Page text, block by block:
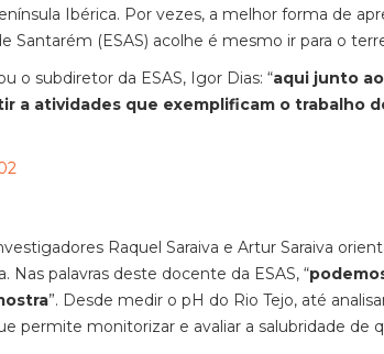
Ibérica. Por vezes, a melhor forma de
Santarém (ESAS) acolhe é mesmo ir para o
o subdiretor da ESAS, Igor Dias: “aqui junto
a atividades que exemplificam o trabalho
Raquel Saraiva e Artur Saraiva
Nas palavras deste docente da ESAS, “
”. Desde medir o pH do Rio Tejo, até
permite monitorizar e avaliar a salubridade de